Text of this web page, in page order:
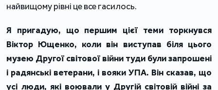
найвищому рівні це все гасилось.
Я пригадую, що першим цієї теми торкнувся
Віктор Ющенко, коли він виступав біля цього
музею Другої світової війни туди були запрошені
і радянські ветерани, і вояки УПА. Він сказав, що
усі люди, які воювали у Другій світовій війні за